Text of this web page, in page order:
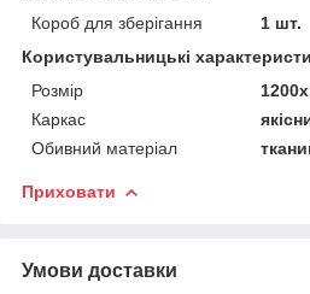
Короб для зберігання
1 шт.
Користувальницькі
Розмір
Каркас
Обивний матеріал
Приховати
Умови доставки